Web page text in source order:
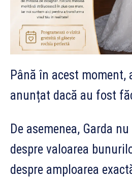
Până în acest
anunțat dacă au fost
De asemenea, Garda
despre valoarea
despre amploarea